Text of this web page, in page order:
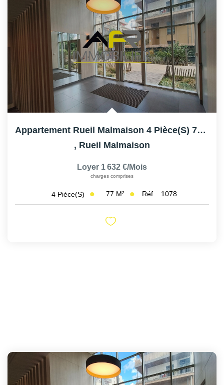
Appartement Rueil Malmaison 4 Pièce(s) 77 M2
, Rueil Malmaison
Loyer 1 632 €/mois
charges comprises
4 Pièce(s) 77 M² Réf : 1078